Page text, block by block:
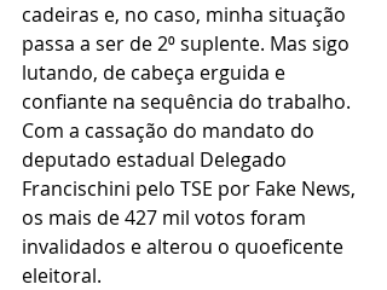
cadeiras e, no caso, minha situação
passa a ser de 2⁰ suplente. Mas sigo
lutando, de cabeça erguida e
confiante na sequência do trabalho.
Com a cassação do mandato do
deputado estadual Delegado
Francischini pelo TSE por Fake News,
os mais de 427 mil votos foram
invalidados e alterou o quoeficente
eleitoral.